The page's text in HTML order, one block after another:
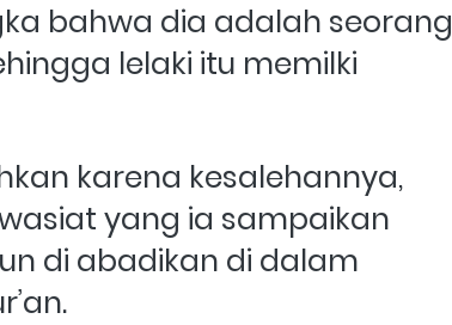
bahwa dia adalah seorang
lelaki itu memilki
karena kesalehannya,
yang ia sampaikan
di abadikan di dalam